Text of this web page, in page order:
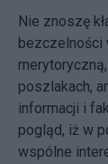
Nie znoszę
bezczelności
poszlakach,
informacji i
pogląd, iż w
wspólne